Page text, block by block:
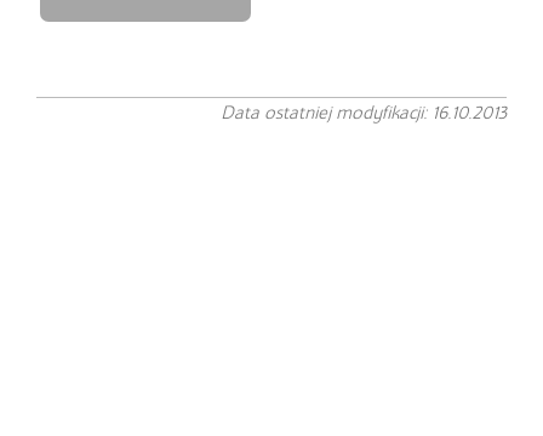
Data ostatniej modyfikacji: 16.10.2013